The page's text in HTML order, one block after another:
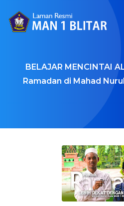
BELAJAR MENCINTAI
Ramadan di Mahad